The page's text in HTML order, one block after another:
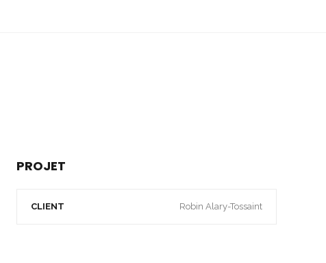
PROJET
CLIENT Robin Alary-Tossaint